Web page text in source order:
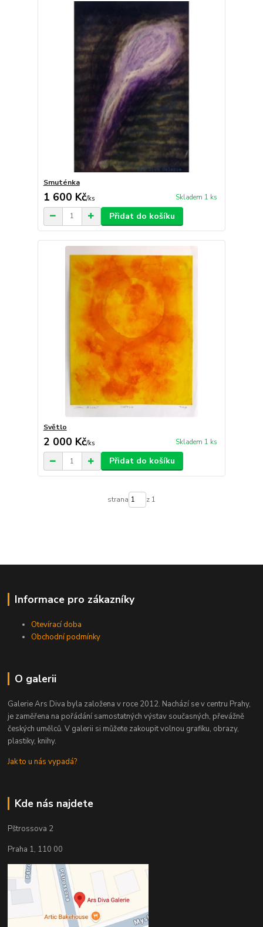
Smuténka
1 600 Kč/ks Skladem 1 ks
Přidat do košíku
Světlo
2 000 Kč/ks Skladem 1 ks
Přidat do košíku
strana z 1
Informace pro zákazníky
Otevírací doba
Obchodní podmínky
O galerii
Galerie Ars Diva byla založena v roce 2012. Nachází se v centru Prahy,
je zaměřena na pořádání samostatných výstav současných, převážně
českých umělců. V galerii si můžete zakoupit volnou grafiku, obrazy,
plastiky, knihy.
Jak to u nás vypadá?
Kde nás najdete
Pštrossova 2
Praha 1, 110 00